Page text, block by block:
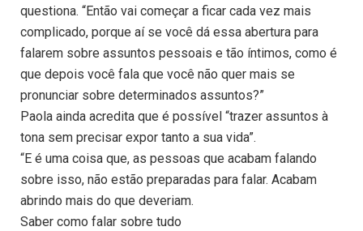
questiona. “Então vai começar a ficar cada vez mais
complicado, porque aí se você dá essa abertura para
falarem sobre assuntos pessoais e tão íntimos, como é
que depois você fala que você não quer mais se
pronunciar sobre determinados assuntos?”
Paola ainda acredita que é possível “trazer assuntos à
tona sem precisar expor tanto a sua vida”.
“E é uma coisa que, as pessoas que acabam falando
sobre isso, não estão preparadas para falar. Acabam
abrindo mais do que deveriam.
Saber como falar sobre tudo